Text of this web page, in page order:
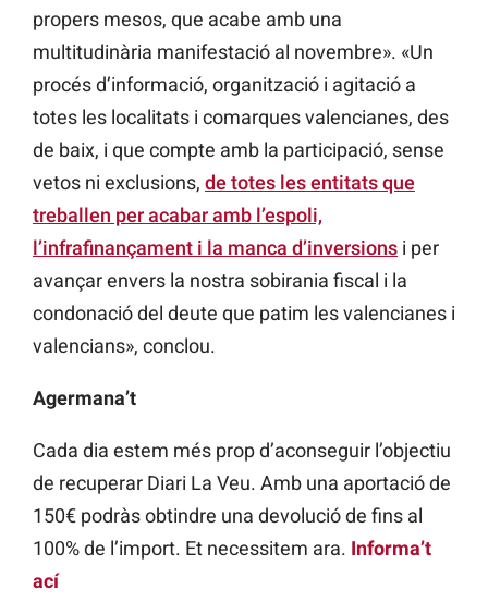
propers mesos, que acabe amb una
multitudinària manifestació al novembre». «Un
procés d’informació, organització i agitació a
totes les localitats i comarques valencianes, des
de baix, i que compte amb la participació, sense
vetos ni exclusions, de totes les entitats que
treballen per acabar amb l’espoli,
l’infrafinançament i la manca d’inversions i per
avançar envers la nostra sobirania fiscal i la
condonació del deute que patim les valencianes i
valencians», conclou.
Agermana’t
Cada dia estem més prop d’aconseguir l’objectiu
de recuperar Diari La Veu. Amb una aportació de
150€ podràs obtindre una devolució de fins al
100% de l’import. Et necessitem ara. Informa’t
ací